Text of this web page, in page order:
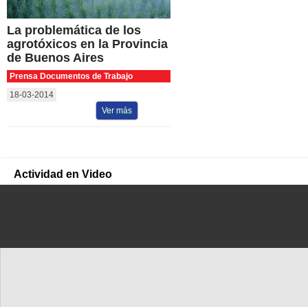
La problemática de los
agrotóxicos en la Provincia
de Buenos Aires
Prensa Documentos de Trabajo
18-03-2014
Ver más
Actividad en Video